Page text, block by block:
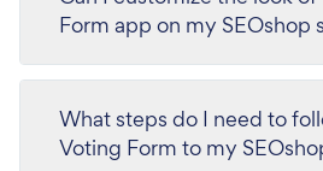
Form app on my SEOshop
What steps do I need to
Voting Form to my